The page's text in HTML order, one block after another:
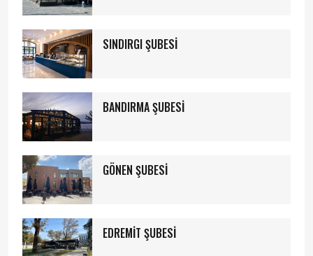
SINDIRGI ŞUBESİ
BANDIRMA ŞUBESİ
GÖNEN ŞUBESİ
EDREMİT ŞUBESİ